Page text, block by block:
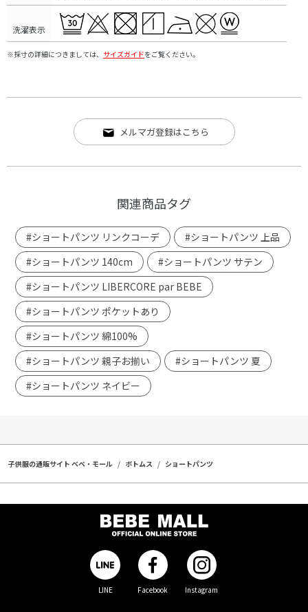
洗濯表示
※採寸の詳細につきましては、 サイズガイドをご覧ください。
メルマガ登録はこちら
関連商品タグ
#ショートパンツ リンクコーデ
#ショートパンツ 上品
#ショートパンツ 140cm
#ショートパンツ サテン
#ショートパンツ LIBERCORE par BEBE
#ショートパンツ ポケットあり
#ショートパンツ 綿100%
#ショートパンツ 親子お揃い
#ショートパンツ 夏
#ショートパンツ ネイビー
子供服の通販サイト ベベ・モール ボトムス ショートパンツ
LINE Facebook Instagram